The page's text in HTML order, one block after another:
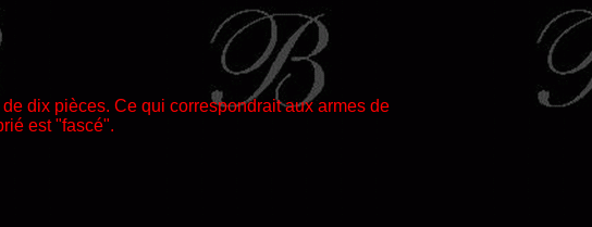
dix pièces. Ce qui correspondrait aux armes de
est "fascé".